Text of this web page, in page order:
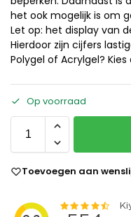
het ook mogelijk is om
Let op: het display van
Hierdoor zijn cijfers
Polygel of Acrylgel?
Op voorraad
Toevoegen aan